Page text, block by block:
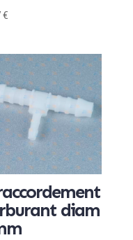
€
diam